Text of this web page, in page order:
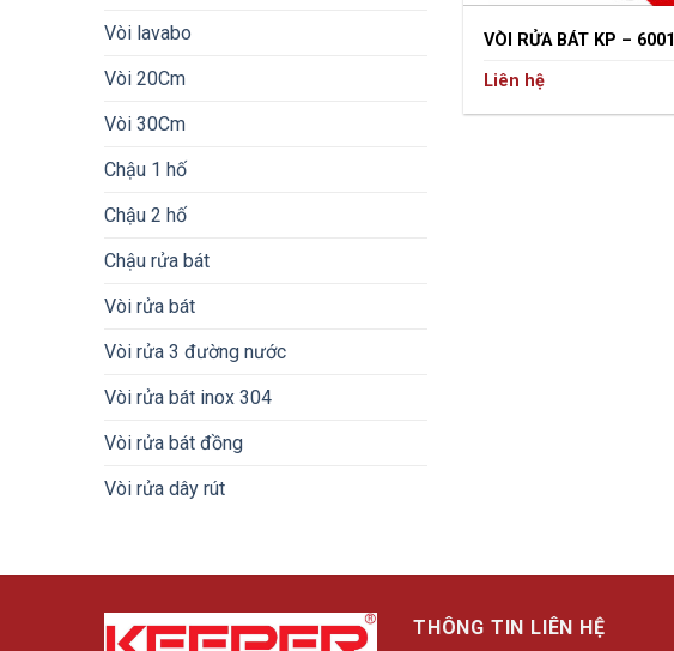
Vòi lavabo
Vòi 20Cm
Vòi 30Cm
Chậu 1 hố
Chậu 2 hố
Chậu rửa bát
Vòi rửa bát
Vòi rửa 3 đường nước
Vòi rửa bát inox 304
Vòi rửa bát đồng
Vòi rửa dây rút
VÒI RỬA BÁT KP – 6001
Liên hệ
THÔNG TIN LIÊN HỆ